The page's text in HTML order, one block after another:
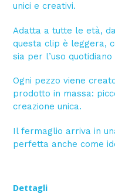
unici e creativi.
Adatta a tutte le età,
questa clip è leggera,
sia per l’uso
Ogni pezzo viene
prodotto in massa:
creazione unica.
Il fermaglio arriva in
perfetta anche come
Dettagli